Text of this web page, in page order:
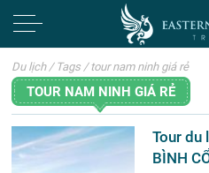
Du lịch / Tags / tour nam ninh giá rẻ
TOUR NAM NINH GIÁ RẺ
Tour du
BÌNH